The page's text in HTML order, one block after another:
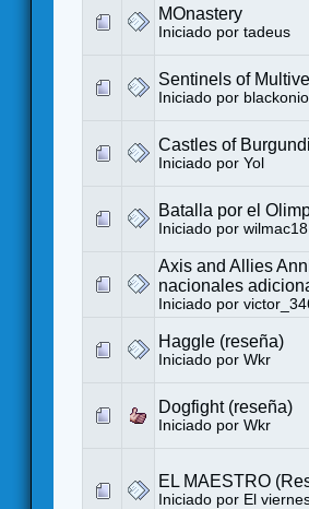
MOnastery
Iniciado por tadeus
Sentinels of
Iniciado por
Castles of
Iniciado por Yol
Batalla por el
Iniciado por wilmac18
Axis and Allies
nacionales
Iniciado por
Haggle (reseña)
Iniciado por Wkr
Dogfight (reseña)
Iniciado por Wkr
EL MAESTRO
Iniciado por El